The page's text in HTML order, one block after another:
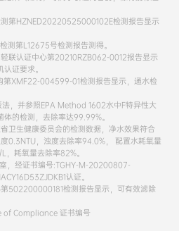
第HZNED20220525000102E检测报告显示
测第L12675号检测报告测得。
联认证中心第20210RZB062-0012报告显示
证要求。
第XMF22-004599-01检测报告显示，通水检
，并参照EPA Method 1602水中F特异性大
的检测，去除率达99.99%。
卫生健康委员会的检测数据，净水效果符合
0.3NTU，浊度去除率94.0%， 配置水耗氧量
耗氧量去除率82%。
，经证书编号:TGHY-M-20200807-
认证。
502200000181检测报告显示，可有效滤除
of Compliance 证书编号